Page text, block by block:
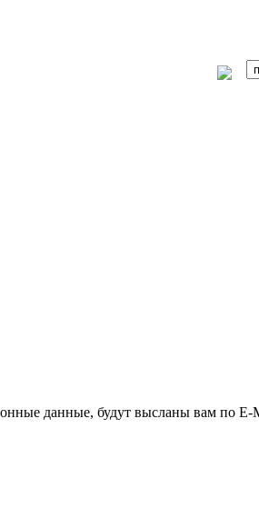
данные, будут высланы вам по E-